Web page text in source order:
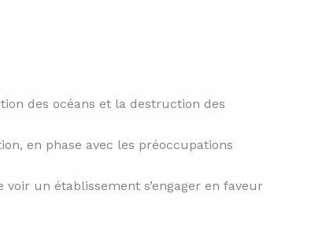
des océans et la destruction des
en phase avec les préoccupations
un établissement s’engager en faveur